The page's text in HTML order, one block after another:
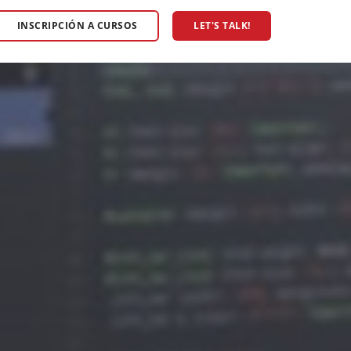
INSCRIPCIÓN A CURSOS LET'S TALK!